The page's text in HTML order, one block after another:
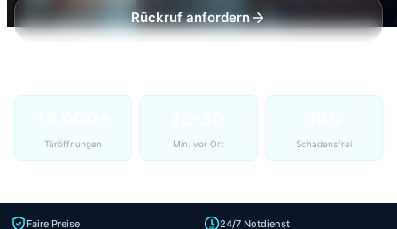
Rückruf anfordern
Türöffnungen Min. vor Ort Schadensfrei
Faire Preise
24/7 Notdienst